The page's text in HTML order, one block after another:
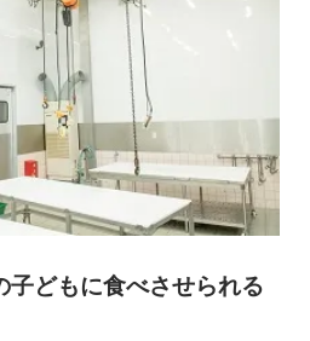
子どもに食べさせられる